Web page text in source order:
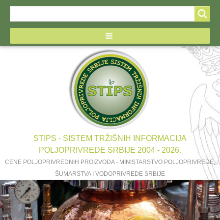
Search
form
STIPS - SISTEM TRŽIŠNIH INFORMACIJA
POLJOPRIVREDE SRBIJE 2004 - 2026.
CENE POLJOPRIVREDNIH PROIZVODA - MINISTARSTVO POLJOPRIVREDE,
ŠUMARSTVA I VODOPRIVREDE SRBIJE